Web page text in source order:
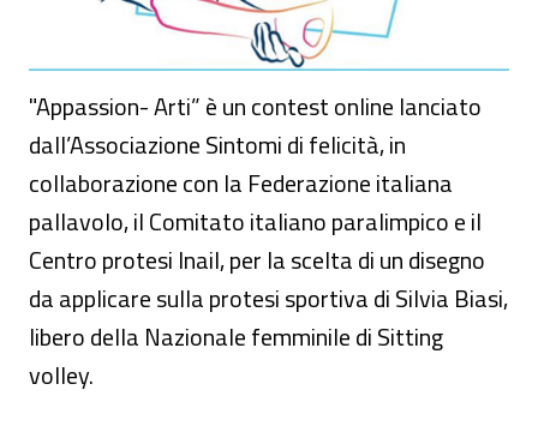
"Appassion- Arti” è un contest online lanciato
dall’Associazione Sintomi di felicità, in
collaborazione con la Federazione italiana
pallavolo, il Comitato italiano paralimpico e il
Centro protesi Inail, per la scelta di un disegno
da applicare sulla protesi sportiva di Silvia Biasi,
libero della Nazionale femminile di Sitting
volley.